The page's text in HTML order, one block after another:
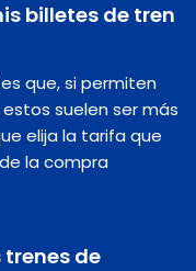
billetes de tren
que, si permiten
suelen ser más
elija la tarifa que
la compra
de